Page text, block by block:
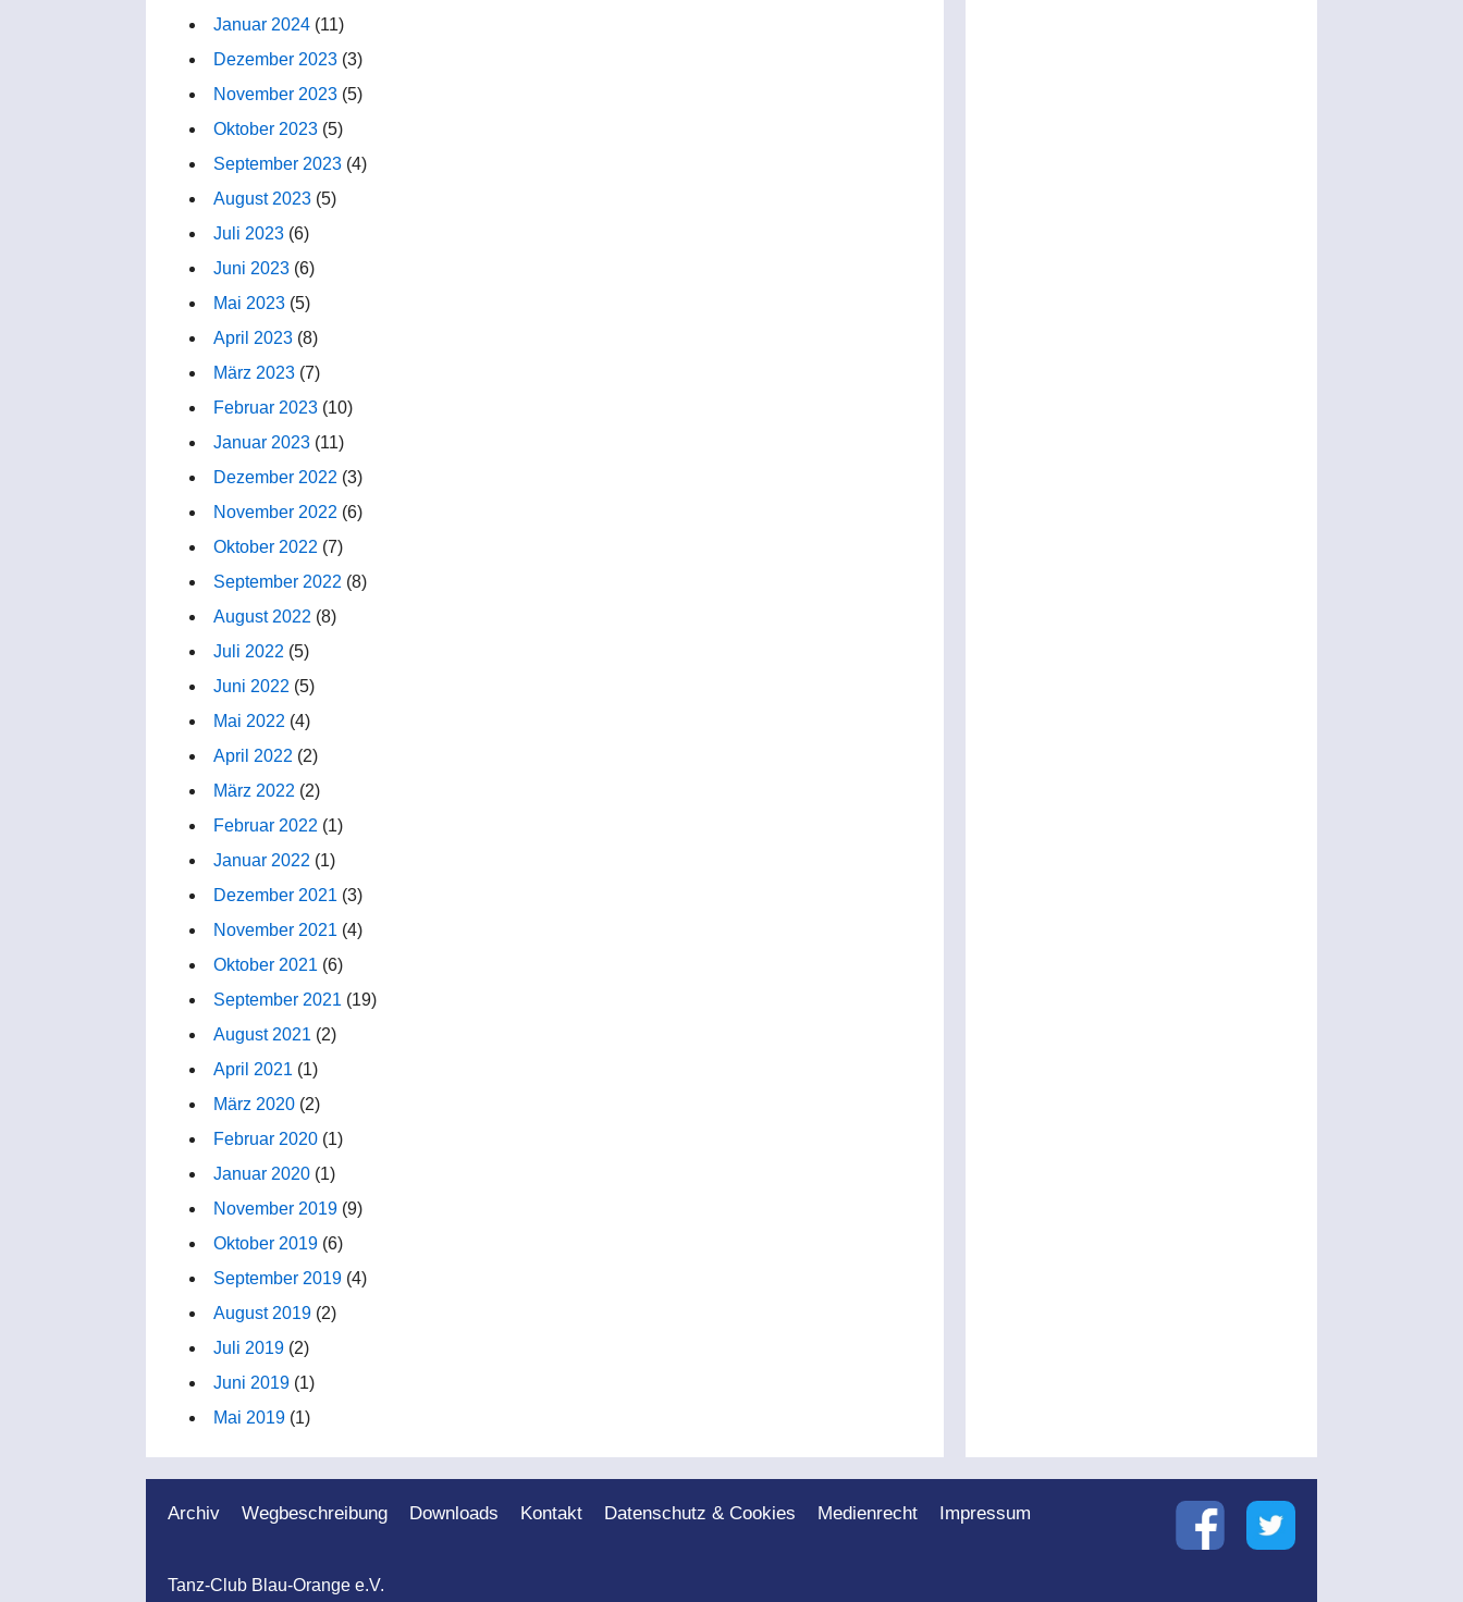
Januar 2024 (11)
Dezember 2023 (3)
November 2023 (5)
Oktober 2023 (5)
September 2023 (4)
August 2023 (5)
Juli 2023 (6)
Juni 2023 (6)
Mai 2023 (5)
April 2023 (8)
März 2023 (7)
Februar 2023 (10)
Januar 2023 (11)
Dezember 2022 (3)
November 2022 (6)
Oktober 2022 (7)
September 2022 (8)
August 2022 (8)
Juli 2022 (5)
Juni 2022 (5)
Mai 2022 (4)
April 2022 (2)
März 2022 (2)
Februar 2022 (1)
Januar 2022 (1)
Dezember 2021 (3)
November 2021 (4)
Oktober 2021 (6)
September 2021 (19)
August 2021 (2)
April 2021 (1)
März 2020 (2)
Februar 2020 (1)
Januar 2020 (1)
November 2019 (9)
Oktober 2019 (6)
September 2019 (4)
August 2019 (2)
Juli 2019 (2)
Juni 2019 (1)
Mai 2019 (1)
Archiv Wegbeschreibung Downloads Kontakt Datenschutz & Cookies Medienrecht Impressum
Tanz-Club Blau-Orange e.V.